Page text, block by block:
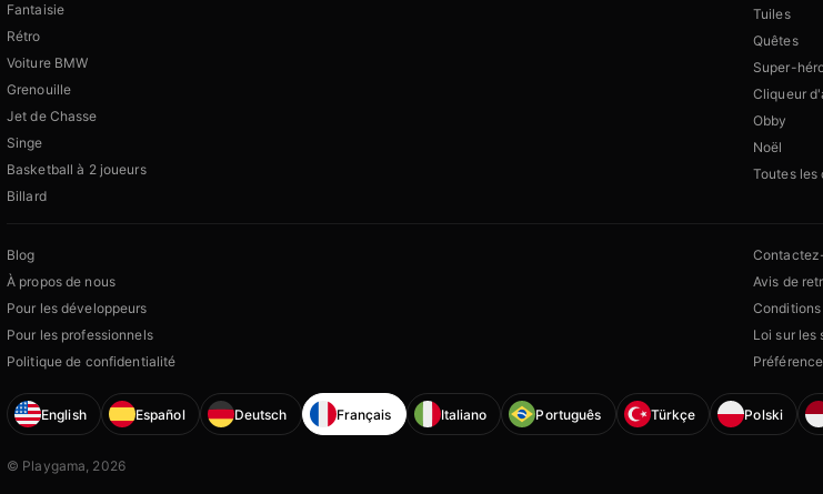
Fantaisie
Rétro
Voiture BMW
Grenouille
Jet de Chasse
Singe
Basketball à 2 joueurs
Billard
Tuiles
Quêtes
Super-
Cliqueur
Obby
Noël
Toutes les
Blog
À propos de nous
Pour les développeurs
Pour les professionnels
Politique de confidentialité
Avis de
Loi sur les
English Español Deutsch Français Italiano Português Türkçe Polski
© Playgama, 2026